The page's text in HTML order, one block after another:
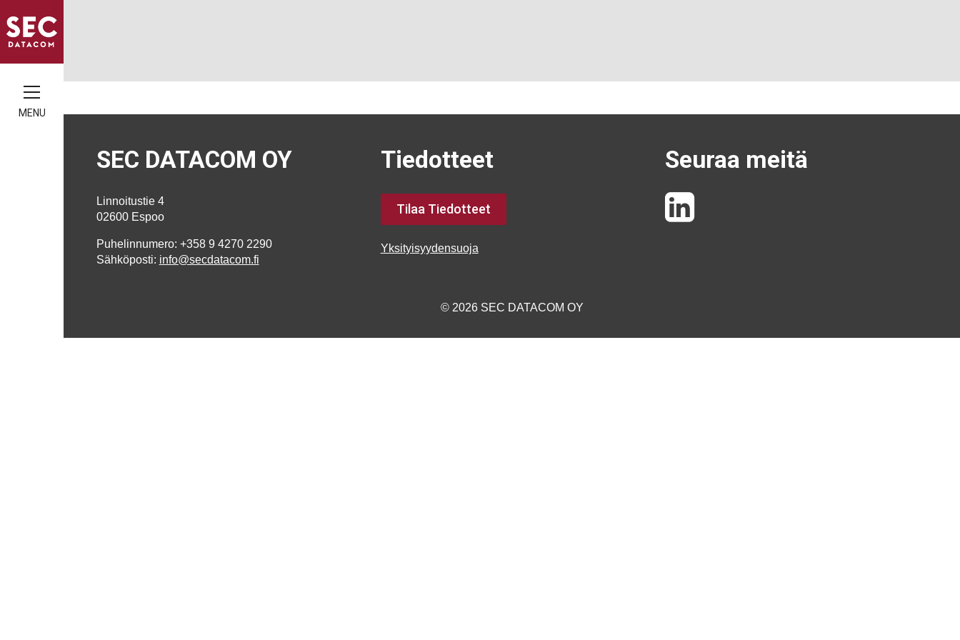
MENU
SEC DATACOM OY
Linnoitustie 4
02600 Espoo
Puhelinnumero: +358 9 4270 2290
Sähköposti: info@secdatacom.fi
Tiedotteet
Tilaa Tiedotteet
Yksityisyydensuoja
Seuraa meitä
© 2026 SEC DATACOM OY